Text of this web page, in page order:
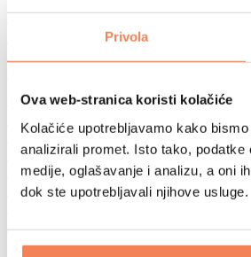
Privola
Ova web-stranica koristi kolačiće
Kolačiće upotrebljavamo kako
analizirali promet. Isto tako,
medije, oglašavanje i analizu, a oni
dok ste upotrebljavali njihove usluge.
Torbe i ruksaci
Torbe za hranu i dodaci
Oprema prema aktivnosti
Trčanje
Borilački sportovi
Biciklizam
Joga i pilates
Terapija hladnom vodom
Planinarenje